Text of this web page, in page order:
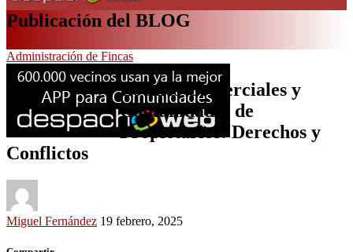
Publicación del BLOG
Administración de Fincas
Locales Comerciales y
Comunidades de
Propietarios: Derechos y
Conflictos
Miguel Fernández 19 febrero, 2025